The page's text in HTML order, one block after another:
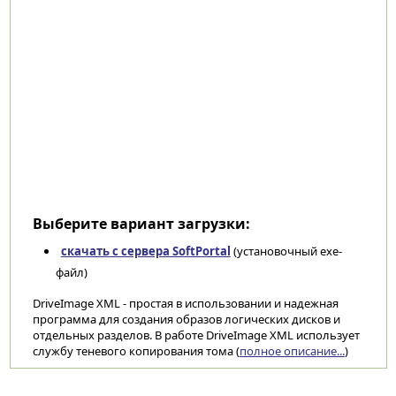
Выберите вариант загрузки:
скачать с сервера SoftPortal (установочный exe-
файл)
DriveImage XML - простая в использовании и надежная
программа для создания образов логических дисков и
отдельных разделов. В работе DriveImage XML использует
службу теневого копирования тома (полное описание...)